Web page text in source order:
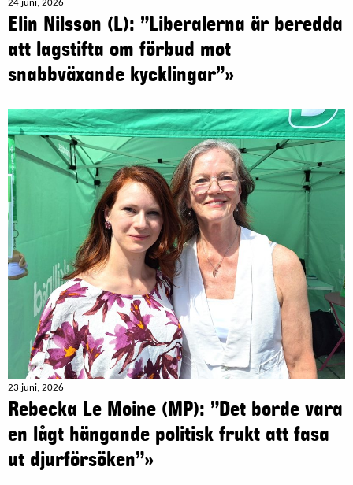
24 juni, 2026
Elin Nilsson (L): ”Liberalerna är beredda
att lagstifta om förbud mot
snabbväxande kycklingar”»
23 juni, 2026
Rebecka Le Moine (MP): ”Det borde vara
en lågt hängande politisk frukt att fasa
ut djurförsöken”»